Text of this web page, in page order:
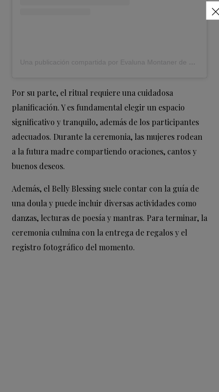
Una publicación compartida por Evaluna Montaner de Echeverry (@evaluna)
Por su parte, el ritual requiere una cuidadosa
planificación. Y es fundamental elegir un espacio
significativo y tranquilo, además de los participantes
adecuados. Durante la ceremonia, las mujeres rodean
a la futura madre compartiendo oraciones, cantos y
buenos deseos.
Además, el Belly Blessing suele contar con la guía de
una doula y puede incluir diversas actividades como
danzas, lecturas de poesía y mantras. Para terminar, la
ceremonia culmina con la entrega de regalos y el
registro fotográfico del momento.